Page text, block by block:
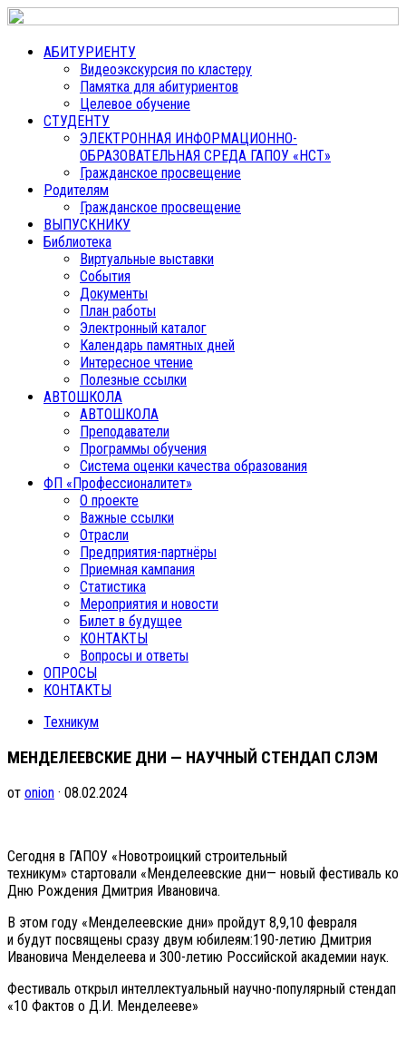
АБИТУРИЕНТУ
Видеоэкскурсия по кластеру
Памятка для абитуриентов
Целевое обучение
СТУДЕНТУ
ЭЛЕКТРОННАЯ ИНФОРМАЦИОННО-
ОБРАЗОВАТЕЛЬНАЯ СРЕДА ГАПОУ «НСТ»
Гражданское просвещение
Родителям
Гражданское просвещение
ВЫПУСКНИКУ
Библиотека
Виртуальные выставки
События
Документы
План работы
Электронный каталог
Календарь памятных дней
Интересное чтение
Полезные ссылки
АВТОШКОЛА
АВТОШКОЛА
Преподаватели
Программы обучения
Система оценки качества образования
ФП «Профессионалитет»
О проекте
Важные ссылки
Отрасли
Предприятия-партнёры
Приемная кампания
Статистика
Мероприятия и новости
Билет в будущее
КОНТАКТЫ
Вопросы и ответы
ОПРОСЫ
КОНТАКТЫ
Техникум
МЕНДЕЛЕЕВСКИЕ ДНИ — НАУЧНЫЙ СТЕНДАП СЛЭМ
от onion · 08.02.2024
Сегодня в ГАПОУ «Новотроицкий строительный
техникум» стартовали «Менделеевские дни— новый фестиваль ко
Дню Рождения Дмитрия Ивановича.
В этом году «Менделеевские дни» пройдут 8,9,10 февраля
и будут посвящены сразу двум юбилеям:190-летию Дмитрия
Ивановича Менделеева и 300-летию Российской академии наук.
Фестиваль открыл интеллектуальный научно-популярный стендап
«10 Фактов о Д.И. Менделееве»